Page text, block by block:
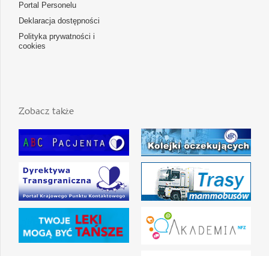
Portal Personelu
Deklaracja dostępności
Polityka prywatności i
cookies
Zobacz także